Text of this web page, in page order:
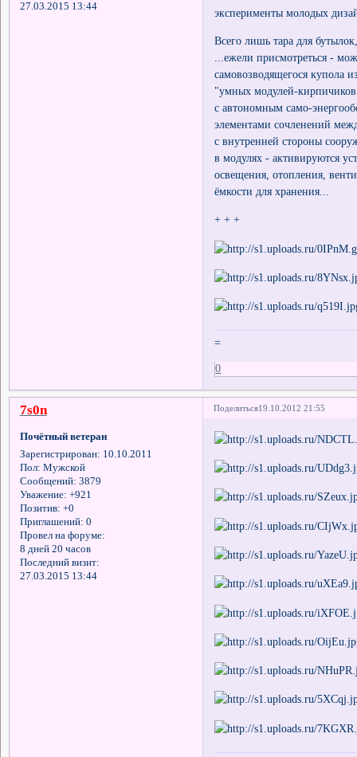
27.03.2015 13:44
эксперименты молодых
Всего лишь тара для
...ежели присмотреться -
самовозводящегося купола
"умных модулей-
с автономным само-
элементами сочленений
с внутренней стороны
в модулях - активируются
освещения, отопления,
ёмкости для хранения...
+ + +
=
0
Поделиться19.10.2012 21:55
7s0n
Почётный ветеран
Зарегистрирован: 10.10.2011
Пол: Мужской
Сообщений: 3879
Уважение: +921
Позитив: +0
Приглашений: 0
Провел на форуме:
8 дней 20 часов
Последний визит:
27.03.2015 13:44